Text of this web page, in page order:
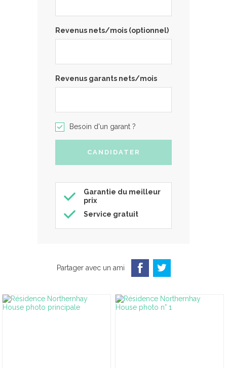
Revenus nets/mois (optionnel)
Revenus garants nets/mois
Besoin d'un garant ?
Garantie du meilleur
prix
Service gratuit
Partager avec un ami